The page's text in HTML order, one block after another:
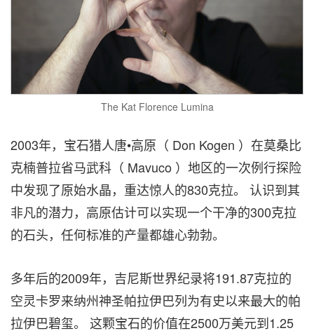
The Kat Florence Lumina
2003年，宝石猎人唐•高原（ Don Kogen ）在莫桑比
克楠普拉省马武科（ Mavuco ）地区的一次例行探险
中发现了原始水晶，重达惊人的830克拉。 认识到其
非凡的潜力，高原估计可以实现一个干净的300克拉
的石头，任何标准的产量都雄心勃勃。
多年后的2009年，吉尼斯世界纪录将191.87克拉的
空灵卡罗来纳州神圣帕拉伊巴列为有史以来最大的帕
拉伊巴碧玺。 这颗宝石的价值在2500万美元到1.25